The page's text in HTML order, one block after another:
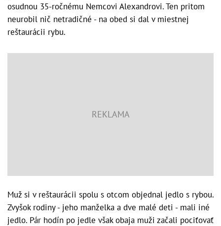
osudnou 35-ročnému Nemcovi Alexandrovi. Ten pritom
neurobil nič netradičné - na obed si dal v miestnej
reštaurácii rybu.
Muž si v reštaurácii spolu s otcom objednal jedlo s rybou.
Zvyšok rodiny - jeho manželka a dve malé deti - mali iné
jedlo. Pár hodín po jedle však obaja muži začali pociťovať